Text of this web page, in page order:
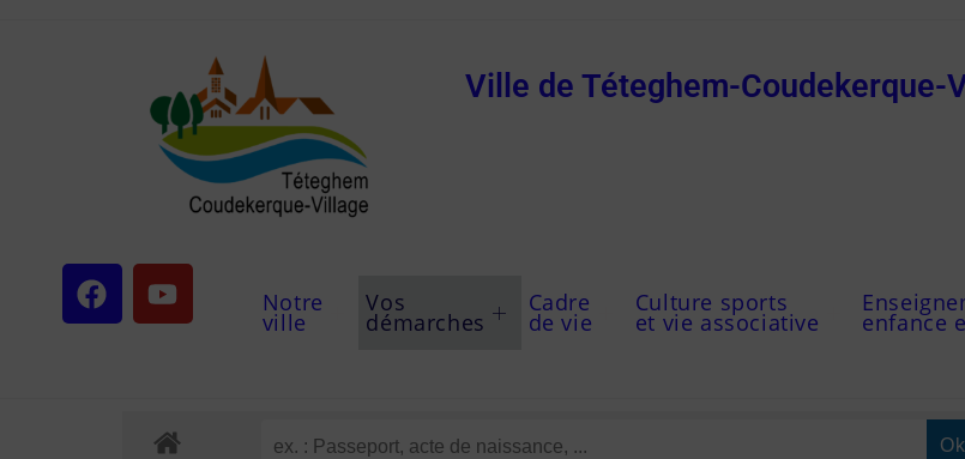
Ville de Téteghem-Coudekerque-
Notre
ville
Vos
démarches
Cadre
de vie
Culture sports
et vie associative enfance